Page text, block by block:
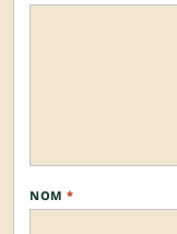
NOM *